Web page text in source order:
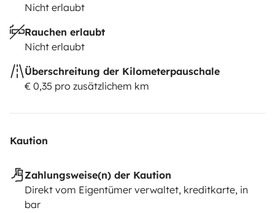
Nicht erlaubt
Rauchen erlaubt
Nicht erlaubt
Überschreitung der Kilometerpauschale
€ 0,35 pro zusätzlichem km
Kaution
Zahlungsweise(n) der Kaution
Direkt vom Eigentümer verwaltet, kreditkarte, in
bar